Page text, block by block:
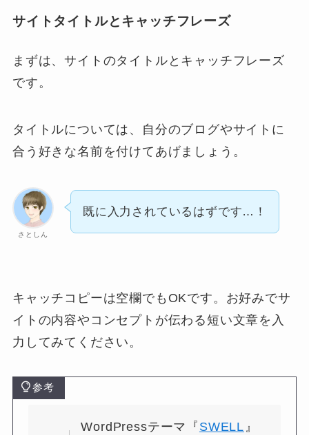
サイトタイトルとキャッチフレーズ
まずは、サイトのタイトルとキャッチフレーズ
です。
タイトルについては、自分のブログやサイトに
合う好きな名前を付けてあげましょう。
さとしん
既に入力されているはずです…！
キャッチコピーは空欄でもOKです。お好みでサ
イトの内容やコンセプトが伝わる短い文章を入
力してみてください。
参考
WordPressテーマ『 SWELL 』